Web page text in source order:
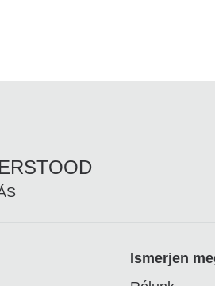
Ismerjen